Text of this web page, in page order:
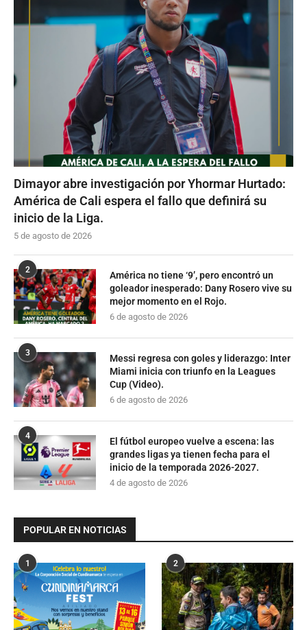
Dimayor abre investigación por Yhormar Hurtado:
América de Cali espera el fallo que definirá su
inicio de la Liga.
5 de agosto de 2026
2
América no tiene ‘9’, pero encontró un
goleador inesperado: Dany Rosero vive su
mejor momento en el Rojo.
6 de agosto de 2026
3
Messi regresa con goles y liderazgo: Inter
Miami inicia con triunfo en la Leagues
Cup (Video).
6 de agosto de 2026
4
El fútbol europeo vuelve a escena: las
grandes ligas ya tienen fecha para el
inicio de la temporada 2026-2027.
4 de agosto de 2026
POPULAR EN NOTICIAS
1 2